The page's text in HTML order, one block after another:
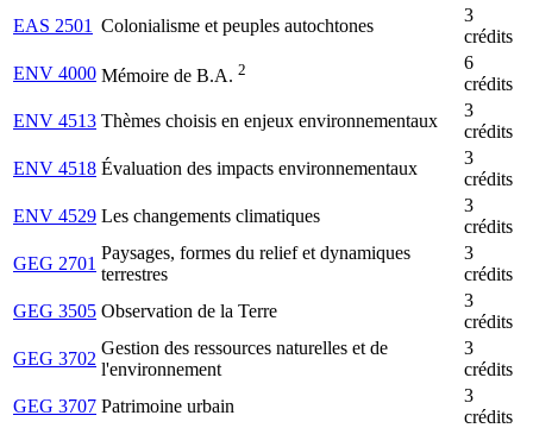
EAS 2501 Colonialisme et peuples autochtones
3
crédits
ENV 4000 Mémoire de B.A. 2
6
crédits
ENV 4513 Thèmes choisis en enjeux environnementaux
3
crédits
ENV 4518 Évaluation des impacts environnementaux
3
crédits
ENV 4529 Les changements climatiques
3
crédits
GEG 2701
Paysages, formes du relief et dynamiques
terrestres
3
crédits
GEG 3505 Observation de la Terre
3
crédits
GEG 3702
Gestion des ressources naturelles et de
l'environnement
3
crédits
GEG 3707 Patrimoine urbain
3
crédits